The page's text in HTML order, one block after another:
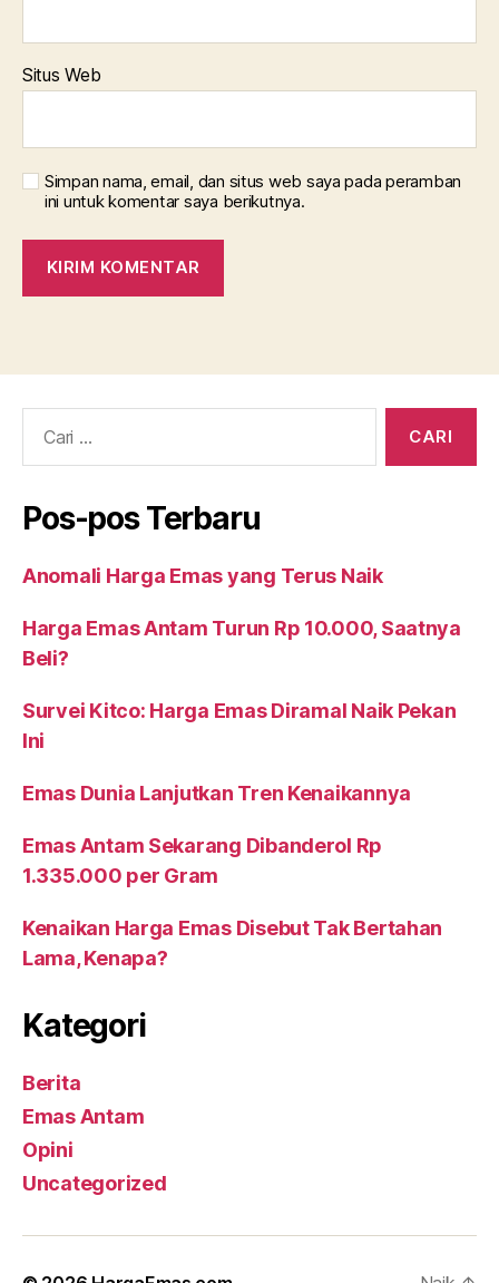
Situs Web
Simpan nama, email, dan situs web saya pada peramban
ini untuk komentar saya berikutnya.
Pos-pos Terbaru
Anomali Harga Emas yang Terus Naik
Harga Emas Antam Turun Rp 10.000, Saatnya
Beli?
Survei Kitco: Harga Emas Diramal Naik Pekan
Ini
Emas Dunia Lanjutkan Tren Kenaikannya
Emas Antam Sekarang Dibanderol Rp
1.335.000 per Gram
Kenaikan Harga Emas Disebut Tak Bertahan
Lama, Kenapa?
Kategori
Berita
Emas Antam
Opini
Uncategorized